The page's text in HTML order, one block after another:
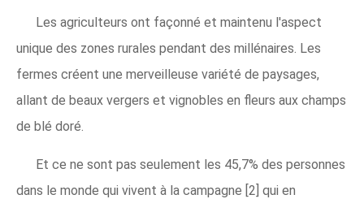
Les agriculteurs ont façonné et maintenu l'aspect
unique des zones rurales pendant des millénaires. Les
fermes créent une merveilleuse variété de paysages,
allant de beaux vergers et vignobles en fleurs aux champs
de blé doré.
Et ce ne sont pas seulement les 45,7% des personnes
dans le monde qui vivent à la campagne [2] qui en